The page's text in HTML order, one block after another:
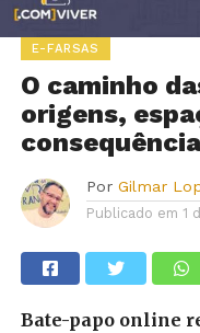
E-FARSAS
O caminho
origens,
Por Gilmar
Publicado em 1
Bate-papo online